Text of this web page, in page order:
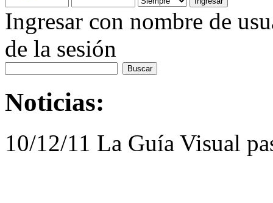
Ingresar con nombre de
de la sesión
Noticias:
10/12/11 La Guía Visual